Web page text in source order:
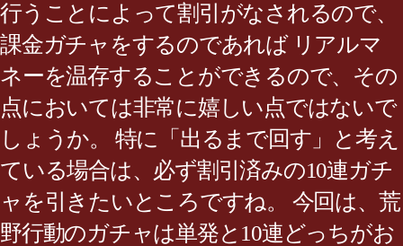
行うことによって割引がなされるので、
課金ガチャをするのであれば リアルマ
ネーを温存することができるので、その
点においては非常に嬉しい点ではないで
しょうか。 特に「出るまで回す」と考え
ている場合は、必ず割引済みの10連ガチ
ャを引きたいところですね。 今回は、荒
野行動のガチャは単発と10連どっちがお